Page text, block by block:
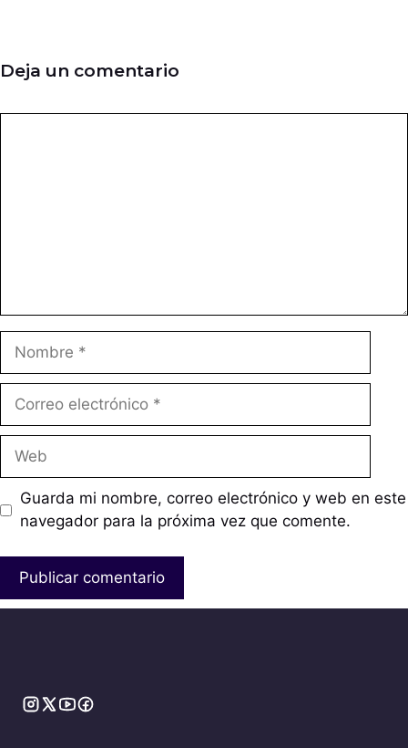
Deja un comentario
Nombre
Correo
Web
Guarda mi nombre, correo electrónico y web en este
navegador para la próxima vez que comente.